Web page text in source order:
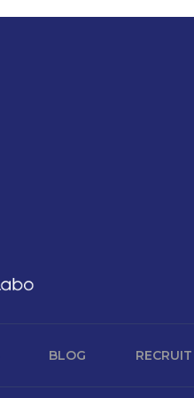
BLOG RECRUIT